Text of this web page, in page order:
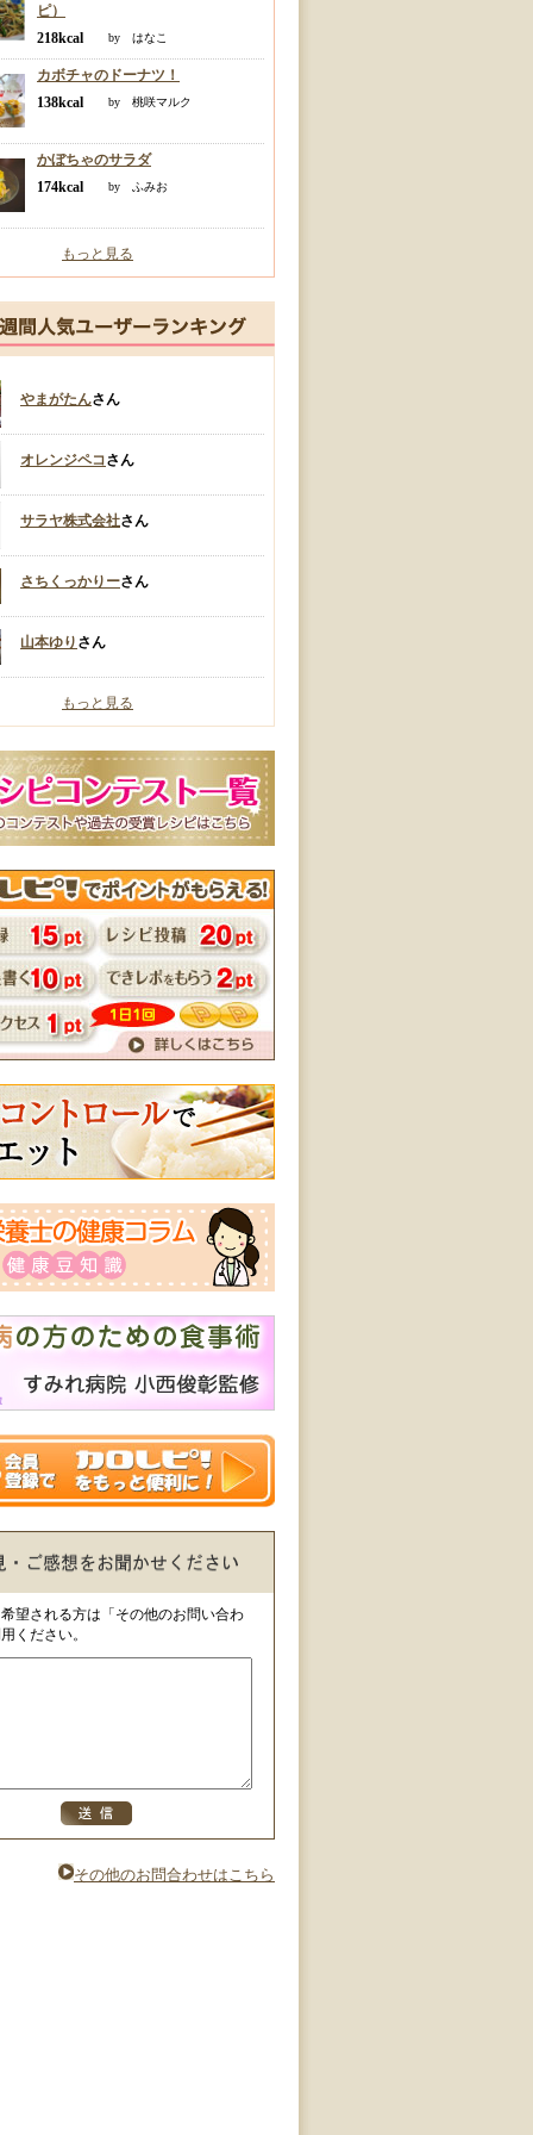
ピ）
218kcal
by はなこ
カボチャのドーナツ！
138kcal
by 桃咲マルク
かぼちゃのサラダ
174kcal
by ふみお
もっと見る
やまがたんさん
オレンジペコさん
サラヤ株式会社さん
さちくっかりーさん
山本ゆり さん
もっと見る
望される方は「その他のお問い合わ
ください。
その他のお問合わせはこちら